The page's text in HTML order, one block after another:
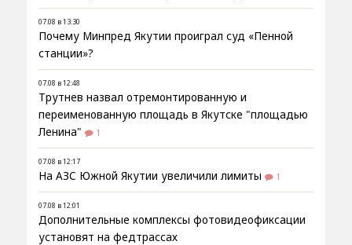
07.08 в 13:30
Почему Минпред Якутии проиграл суд «Пенной
станции»?
07.08 в 12:48
Трутнев назвал отремонтированную и
переименованную площадь в Якутске "площадью
Ленина"
1
07.08 в 12:17
На АЗС Южной Якутии увеличили лимиты 1
07.08 в 12:01
Дополнительные комплексы фотовидеофиксации
установят на федтрассах